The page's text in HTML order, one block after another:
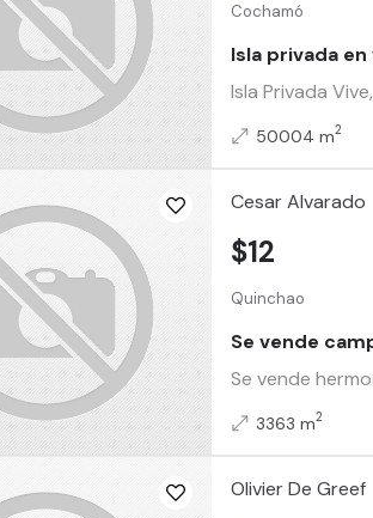
Cochamó
Isla privada
Isla Privada
50004 m2
Cesar Alvarado
Quinchao
Se vende
Se vende
$12
3363 m2
Olivier De Greef